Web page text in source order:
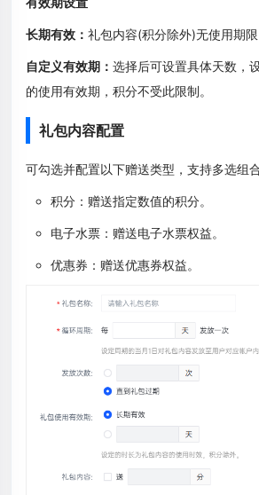
长期有效： 礼包内容(积分除外)无使用期限
自定义有效期： 选择后可设置具体天数，
的使用有效期，积分不受此限制。
礼包内容配置
可勾选并配置以下赠送类型，支持多选组
积分：赠送指定数值的积分。
电子水票：赠送电子水票权益。
优惠券：赠送优惠券权益。